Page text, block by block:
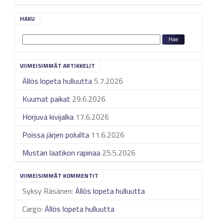
HAKU
VIIMEISIMMÄT ARTIKKELIT
Ällös lopeta hulluutta5.7.2026
Kuumat paikat 29.6.2026
Horjuva kivijalka 17.6.2026
Poissa järjen poluilta 11.6.2026
Mustan laatikon rapinaa 25.5.2026
VIIMEISIMMÄT KOMMENTIT
Syksy Räsänen: Ällös lopeta hulluutta
Cargo: Ällös lopeta hulluutta